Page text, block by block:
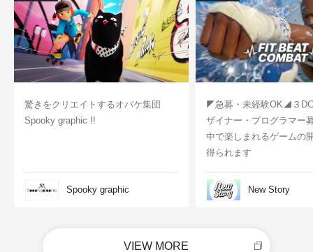
驚きをクリエイトするオバケ集団
Spooky graphic !!
Spooky graphic
◤急募・未経験OK◢３
ザイナー・プログラマー
中で楽しまれるゲームの
得られます
New Story
VIEW MORE